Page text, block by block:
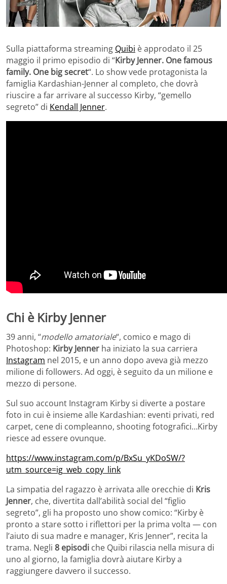
Sulla piattaforma streaming Quibi è approdato il 25
maggio il primo episodio di “Kirby Jenner. One famous
family. One big secret“. Lo show vede protagonista la
famiglia Kardashian-Jenner al completo, che dovrà
riuscire a far arrivare al successo Kirby, “gemello
segreto” di Kendall Jenner.
Chi è Kirby Jenner
39 anni, “modello amatoriale“, comico e mago di
Photoshop: Kirby Jenner ha iniziato la sua carriera
Instagram nel 2015, e un anno dopo aveva già mezzo
milione di followers. Ad oggi, è seguito da un milione e
mezzo di persone.
Sul suo account Instagram Kirby si diverte a postare
foto in cui è insieme alle Kardashian: eventi privati, red
carpet, cene di compleanno, shooting fotografici…Kirby
riesce ad essere ovunque.
https://www.instagram.com/p/BxSu_yKDoSW/?
utm_source=ig_web_copy_link
La simpatia del ragazzo è arrivata alle orecchie di Kris
Jenner, che, divertita dall’abilità social del “figlio
segreto”, gli ha proposto uno show comico: “Kirby è
pronto a stare sotto i riflettori per la prima volta — con
l’aiuto di sua madre e manager, Kris Jenner”, recita la
trama. Negli 8 episodi che Quibi rilascia nella misura di
uno al giorno, la famiglia dovrà aiutare Kirby a
raggiungere davvero il successo.